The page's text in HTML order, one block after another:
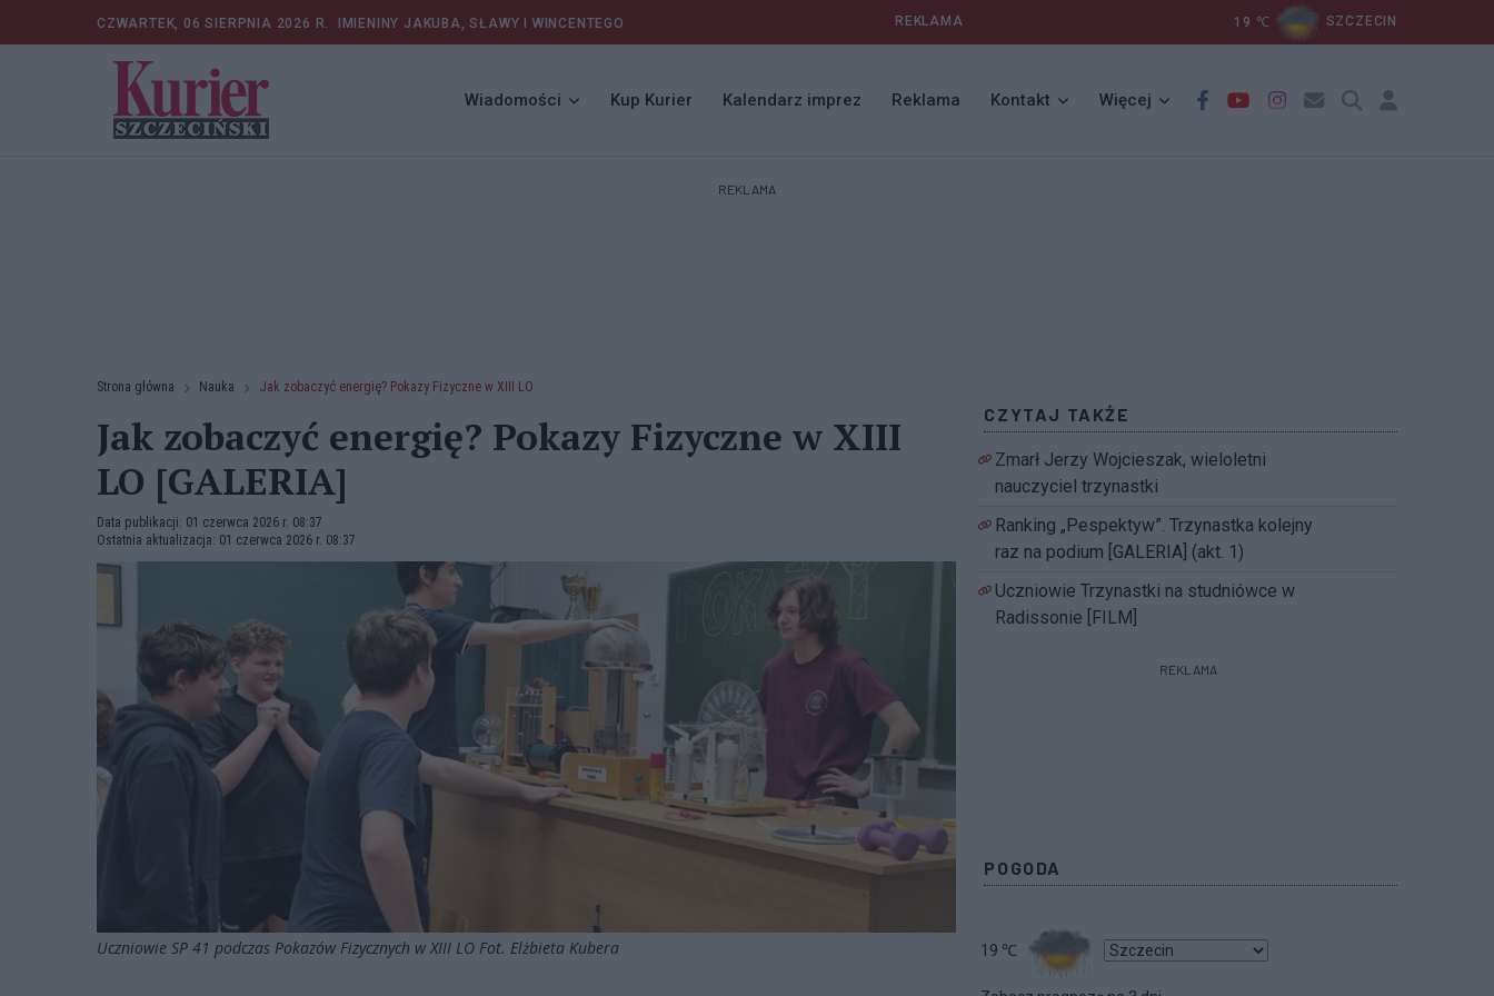
CZWARTEK, 06 SIERPNIA 2026 R. IMIENINY JAKUBA, SŁAWY I WINCENTEGO REKLAMA 19 ℃ SZCZECIN
Wiadomości Kup Kurier Kalendarz imprez Reklama Kontakt Więcej
REKLAMA
Strona główna Nauka Jak zobaczyć energię? Pokazy Fizyczne w XIII LO
Jak zobaczyć energię? Pokazy Fizyczne w XIII
LO [GALERIA]
Data publikacji: 01 czerwca 2026 r. 08:37
Ostatnia aktualizacja: 01 czerwca 2026 r. 08:37
Uczniowie SP 41 podczas Pokazów Fizycznych w XIII LO Fot. Elżbieta Kubera
CZYTAJ TAKŻE
Zmarł Jerzy Wojcieszak, wieloletni
nauczyciel trzynastki
Ranking „Pespektyw”. Trzynastka kolejny
raz na podium [GALERIA] (akt. 1)
Uczniowie Trzynastki na studniówce w
Radissonie [FILM]
REKLAMA
POGODA
19 ℃